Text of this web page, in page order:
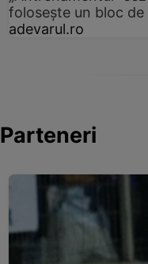
folosește un bloc
adevarul.ro
Parteneri